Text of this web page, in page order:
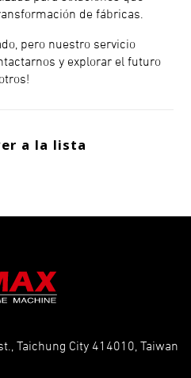
de fábricas.
pero nuestro servicio
y explorar el futuro
a la lista
Taichung City 414010, Taiwan